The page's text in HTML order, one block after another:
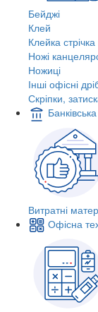
Бейджі
Клей
Клейка
Ножі
Ножиці
Інші офісні
Скріпки,
Витратні
Офісна